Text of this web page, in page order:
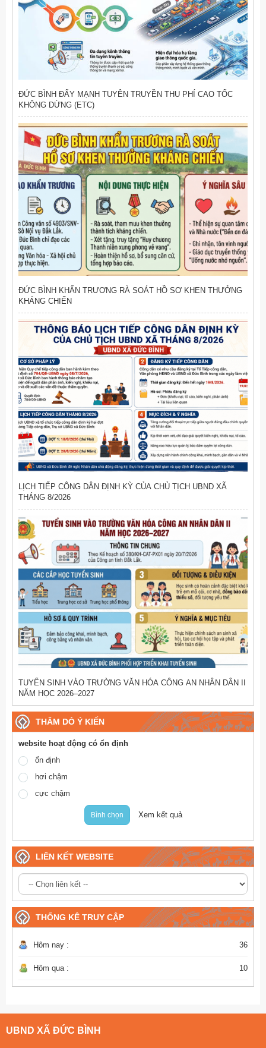
ĐỨC BÌNH ĐẨY MẠNH TUYÊN TRUYỀN THU PHÍ CAO TỐC
KHÔNG DỪNG (ETC)
ĐỨC BÌNH KHẨN TRƯƠNG RÀ SOÁT HỒ SƠ KHEN THƯỞNG
KHÁNG CHIẾN
LỊCH TIẾP CÔNG DÂN ĐỊNH KỲ CỦA CHỦ TỊCH UBND XÃ
THÁNG 8/2026
TUYỂN SINH VÀO TRƯỜNG VĂN HÓA CÔNG AN NHÂN DÂN II
NĂM HỌC 2026–2027
THĂM DÒ Ý KIẾN
website hoạt động có ổn định
ổn định
hơi chậm
cực chậm
Bình chọn Xem kết quả
LIÊN KẾT WEBSITE
THỐNG KÊ TRUY CẬP
Hôm nay : 36
Hôm qua : 10
UBND XÃ ĐỨC BÌNH